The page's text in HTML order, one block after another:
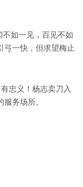
如一见，百见不如
弓一快，但求望梅止
忠义！杨志卖刀入
务场所。